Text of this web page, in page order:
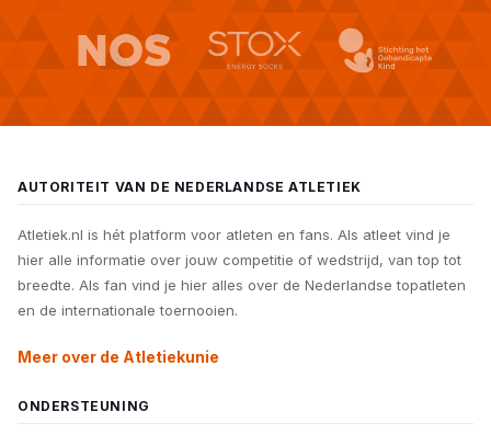
AUTORITEIT VAN DE NEDERLANDSE ATLETIEK
Atletiek.nl is hét platform voor atleten en fans. Als atleet vind je
hier alle informatie over jouw competitie of wedstrijd, van top tot
breedte. Als fan vind je hier alles over de Nederlandse topatleten
en de internationale toernooien.
Meer over de Atletiekunie
ONDERSTEUNING